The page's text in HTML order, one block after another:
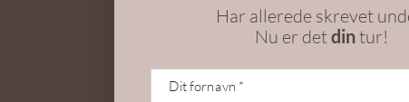
Har allerede skrevet
Nu er detdintur!
Dit fornavn *Vi gemmer din